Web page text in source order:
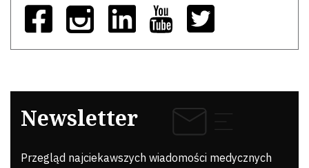
Newsletter
Przegląd najciekawszych wiadomości medycznych